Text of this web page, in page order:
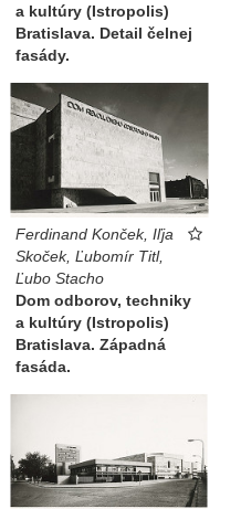
a kultúry (Istropolis)
Bratislava. Detail čelnej
fasády.
Ferdinand Konček, Iľja
Skoček, Ľubomír Titl,
Ľubo Stacho
Dom odborov, techniky
a kultúry (Istropolis)
Bratislava. Západná
fasáda.